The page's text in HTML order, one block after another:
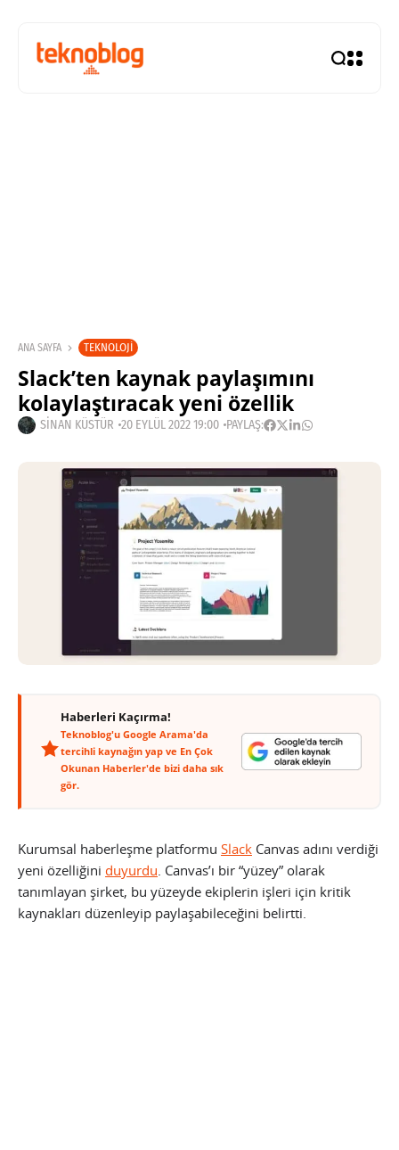
ANA SAYFA TEKNOLOJI
Slack’ten kaynak paylaşımını
kolaylaştıracak yeni özellik
SINAN KÜSTÜR 20 EYLÜL 2022 19:00 PAYLAŞ:
Haberleri Kaçırma!
Teknoblog'u Google Arama'da
tercihli kaynağın yap ve En Çok
Okunan Haberler'de bizi daha sık
gör.
Kurumsal haberleşme platformu Slack Canvas adını verdiği
yeni özelliğini duyurdu. Canvas’ı bir “yüzey” olarak
tanımlayan şirket, bu yüzeyde ekiplerin işleri için kritik
kaynakları düzenleyip paylaşabileceğini belirtti.